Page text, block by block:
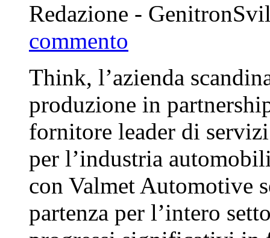
Redazione -
commento
Think, l’azienda
produzione in
fornitore leader di
per l’industria
con Valmet Automotive
partenza per l’intero